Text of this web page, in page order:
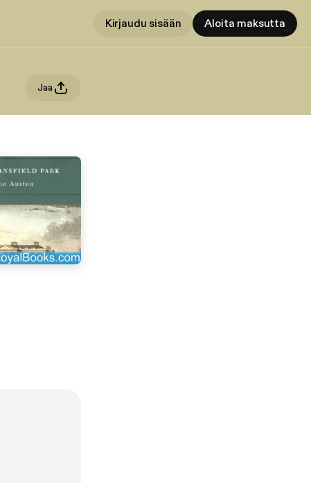
Kirjaudu sisään Aloita maksutta
Jaa